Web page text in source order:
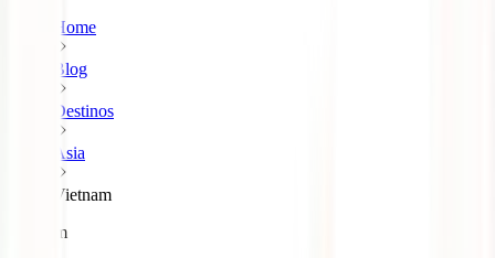
Home
Blog
Destinos
Asia
Vietnam
Vietnam